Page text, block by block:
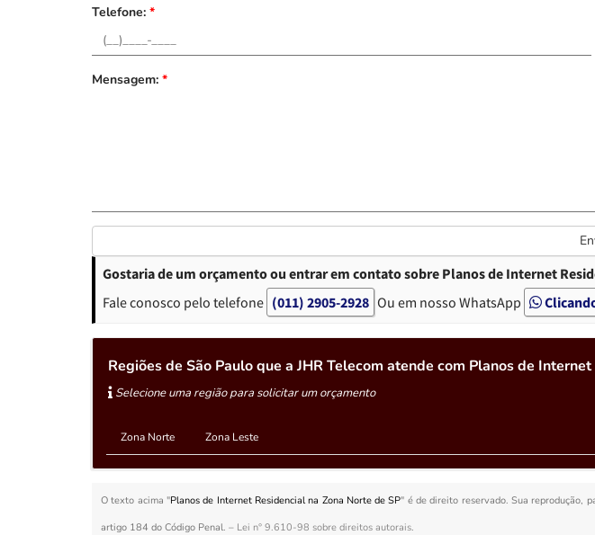
Telefone: *
Mensagem: *
Gostaria de um orçamento ou entrar em contato sobre Planos de Internet
Fale conosco pelo telefone (011) 2905-2928 Ou em nosso WhatsApp
Regiões de São Paulo que a JHR Telecom atende com Planos de
Selecione uma região para solicitar um orçamento
Zona Norte Zona Leste
O texto acima "Planos de Internet Residencial na Zona Norte de SP" é de direito reservado. Sua reprodução,
artigo 184 do Código Penal. – Lei n° 9.610-98 sobre direitos autorais.